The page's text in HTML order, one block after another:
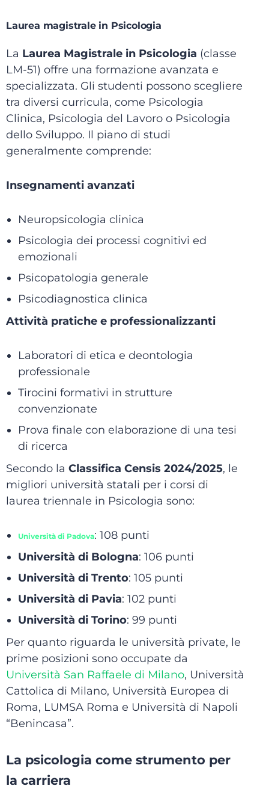
Laurea magistrale in Psicologia
La Laurea Magistrale in Psicologia (classe
LM-51) offre una formazione avanzata e
specializzata. Gli studenti possono scegliere
tra diversi curricula, come Psicologia
Clinica, Psicologia del Lavoro o Psicologia
dello Sviluppo. Il piano di studi
generalmente comprende:
Insegnamenti avanzati
Neuropsicologia clinica
Psicologia dei processi cognitivi ed
emozionali
Psicopatologia generale
Psicodiagnostica clinica
Attività pratiche e professionalizzanti​
Laboratori di etica e deontologia
professionale
Tirocini formativi in strutture
convenzionate
Prova finale con elaborazione di una tesi
di ricerca
Secondo la Classifica Censis 2024/2025, le
migliori università statali per i corsi di
laurea triennale in Psicologia sono:
Università di Padova: 108 punti
Università di Bologna: 106 punti
Università di Trento: 105 punti
Università di Pavia: 102 punti
Università di Torino: 99 punti
Per quanto riguarda le università private, le
prime posizioni sono occupate da
Università San Raffaele di Milano, Università
Cattolica di Milano, Università Europea di
Roma, LUMSA Roma e Università di Napoli
“Benincasa”.
La psicologia come strumento per
la carriera